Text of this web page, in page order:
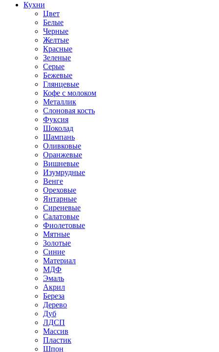
Кухни
Цвет
Белые
Черные
Желтые
Красные
Зеленые
Серые
Бежевые
Глянцевые
Кофе с молоком
Металлик
Слоновая кость
Фуксия
Шоколад
Шампань
Оливковые
Оранжевые
Вишневые
Изумрудные
Венге
Ореховые
Янтарные
Сиреневые
Салатовые
Фиолетовые
Мятные
Золотые
Синие
Материал
МДФ
Эмаль
Акрил
Береза
Дерево
Дуб
ЛДСП
Массив
Пластик
Шпон